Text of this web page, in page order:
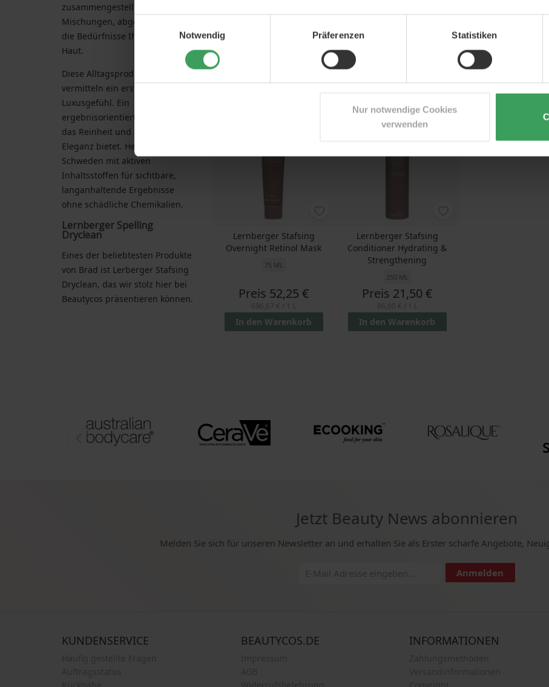
Einwilligungsauswahl
Notwendig
Präferenzen Statistiken
Nur notwendige Cookies
verwenden
Lernberger Stafsing Gel
Lernberger Stafsing Facial
Lernberger Stafsing
Preis
Lernberger Stafsing
Overnight Retinol Mask
75 ML
Preis 52,25 €
In den Warenkorb
Lernberger Stafsing
Conditioner Hydrating &
Strengthening
250 ML
Preis 21,50 €
In den Warenkorb
zusammengestellten
Mischungen, abgestimmt auf
die Bedürfnisse Ihrer Haare und
Haut.
Diese Alltagsprodukte
vermitteln ein erstklassiges
Luxusgefühl. Ein
ergebnisorientiertes Sortiment,
das Reinheit und schlichte
Eleganz bietet. Hergestellt in
Schweden mit aktiven
Inhaltsstoffen für sichtbare,
langanhaltende Ergebnisse
ohne schädliche Chemikalien.
Lernberger Spelling
Dryclean
Eines der beliebtesten Produkte
von Brad ist Lerberger Stafsing
Dryclean, das wir stolz hier bei
Beautycos präsentieren können.
Jetzt Beauty News abonnieren
Melden Sie sich für unseren Newsletter an und erhalten Sie als Erster scharfe Angebote,
Anmelden
KUNDENSERVICE BEAUTYCOS.DE INFORMATIONEN